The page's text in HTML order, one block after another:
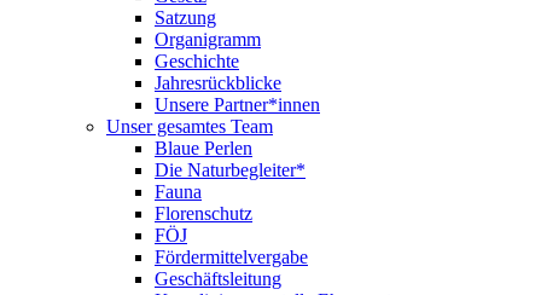
Satzung
Organigramm
Geschichte
Jahresrückblicke
Unsere Partner*innen
Unser gesamtes Team
Blaue Perlen
Die Naturbegleiter*
Fauna
Florenschutz
FÖJ
Fördermittelvergabe
Geschäftsleitung